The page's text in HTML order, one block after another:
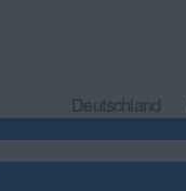
Deutschland